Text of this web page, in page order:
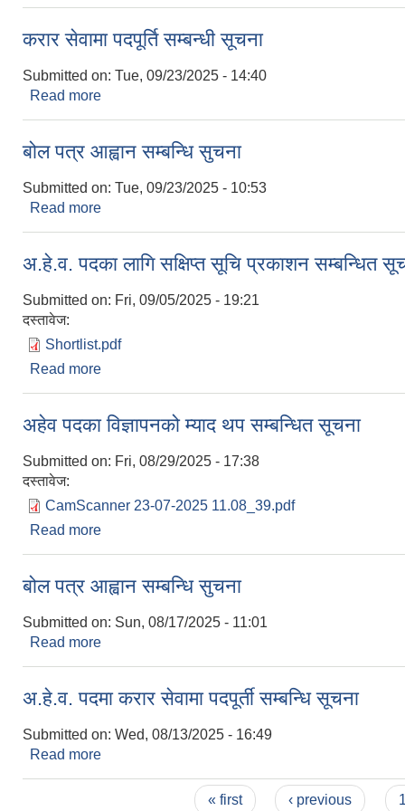
करार सेवामा पदपूर्ति सम्बन्धी सूचना
Submitted on: Tue, 09/23/2025 - 14:40
Read more
बोल पत्र आह्वान सम्बन्धि सुचना
Submitted on: Tue, 09/23/2025 - 10:53
Read more
अ.हे.व. पदका लागि स‌क्षिप्त सूचि प्रकाशन सम्बन्धित
Submitted on: Fri, 09/05/2025 - 19:21
दस्तावेज:
Shortlist.pdf
Read more
अहेव पदका विज्ञापनको म्याद थप सम्बन्धित सूचना
Submitted on: Fri, 08/29/2025 - 17:38
दस्तावेज:
CamScanner 23-07-2025 11.08_39.pdf
Read more
बोल पत्र आह्वान सम्बन्धि सुचना
Submitted on: Sun, 08/17/2025 - 11:01
Read more
अ.हे.व. पदमा करार सेवामा पदपूर्ती सम्बन्धि सूचना
Submitted on: Wed, 08/13/2025 - 16:49
Read more
« first ‹ previous 1